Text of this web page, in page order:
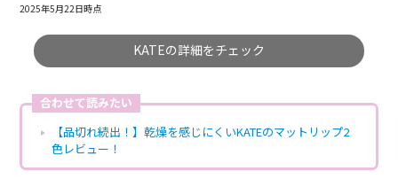
2025年5月22日時点
KATEの詳細をチェック
合わせて読みたい
【品切れ続出！】乾燥を感じにくいKATEのマットリップ2
色レビュー！